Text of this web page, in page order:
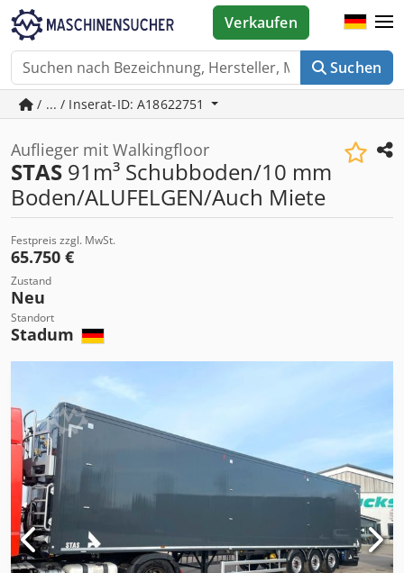
Suchen
Verkaufen
/ ... / Inserat-ID: A18622751
Auflieger mit Walkingfloor
STAS 91m³ Schubboden/10 mm
Boden/ALUFELGEN/Auch Miete
Festpreis zzgl. MwSt.
65.750 €
Zustand
Neu
Standort
Stadum